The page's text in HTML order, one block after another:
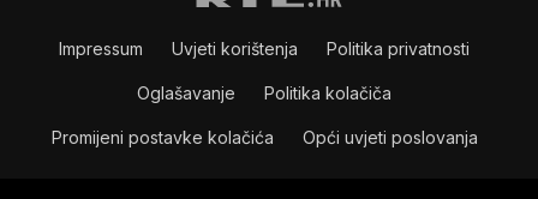
Impressum Uvjeti korištenja Politika privatnosti
Oglašavanje Politika kolačiča
Promijeni postavke kolačića Opći uvjeti poslovanja